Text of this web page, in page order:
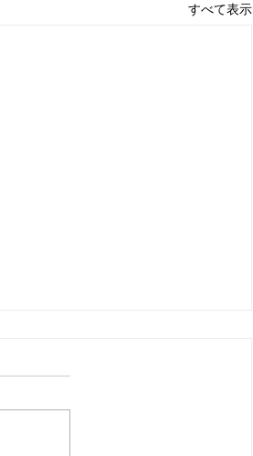
すべて表示